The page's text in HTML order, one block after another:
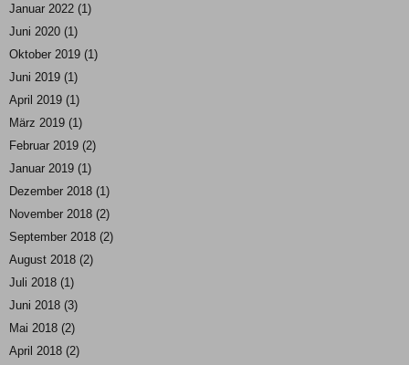
Januar 2022 (1)
Juni 2020 (1)
Oktober 2019 (1)
Juni 2019 (1)
April 2019 (1)
März 2019 (1)
Februar 2019 (2)
Januar 2019 (1)
Dezember 2018 (1)
November 2018 (2)
September 2018 (2)
August 2018 (2)
Juli 2018 (1)
Juni 2018 (3)
Mai 2018 (2)
April 2018 (2)